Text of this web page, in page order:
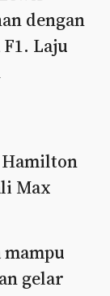
dengan
Laju
Max
gelar